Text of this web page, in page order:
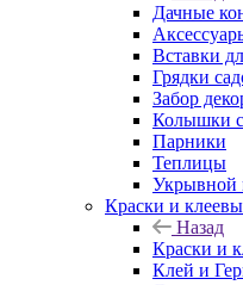
Дачные
Вставки
Грядки
Забор
Колышки
Парники
Теплицы
Укрывной
Краски и
Назад
Краски и
Клей и